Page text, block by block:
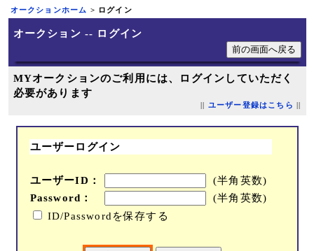
オークションホーム > ログイン
オークション -- ログイン
MYオークションのご利用には、ログインしていただく
必要があります
ユーザー登録はこちら
ユーザーログイン
ユーザーID：
(半角英数)
Password：
(半角英数)
ID/Passwordを保存する